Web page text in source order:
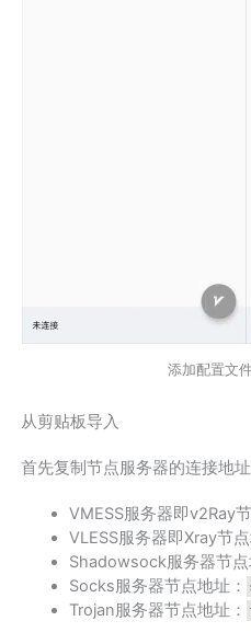
添加配置文
从剪贴板导入
首先复制节点服务器的连接地
VMESS服务器即v2Ray
VLESS服务器即Xray节点
Shadowsock服务器节点
Socks服务器节点地址：
Trojan服务器节点地址：